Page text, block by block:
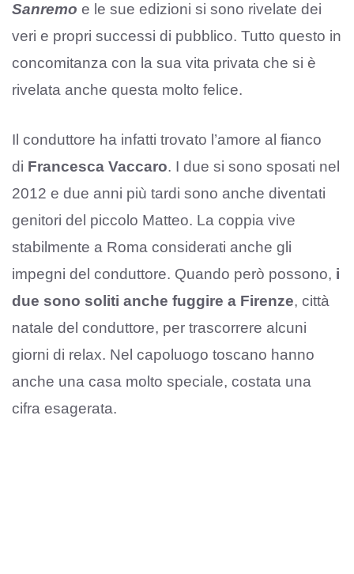
Sanremo e le sue edizioni si sono rivelate dei
veri e propri successi di pubblico. Tutto questo in
concomitanza con la sua vita privata che si è
rivelata anche questa molto felice.
Il conduttore ha infatti trovato l’amore al fianco
di Francesca Vaccaro. I due si sono sposati nel
2012 e due anni più tardi sono anche diventati
genitori del piccolo Matteo. La coppia vive
stabilmente a Roma considerati anche gli
impegni del conduttore. Quando però possono, i
due sono soliti anche fuggire a Firenze, città
natale del conduttore, per trascorrere alcuni
giorni di relax. Nel capoluogo toscano hanno
anche una casa molto speciale, costata una
cifra esagerata.